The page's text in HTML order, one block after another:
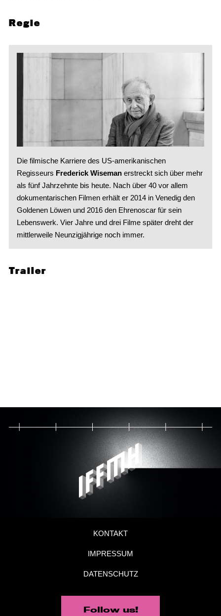
Regie
Die filmische Karriere des US-amerikanischen
Regisseurs Frederick Wisemanerstreckt sich über mehr
als fünf Jahrzehnte bis heute. Nach über 40 vor allem
dokumentarischen Filmen erhält er 2014 in Venedig den
Goldenen Löwen und 2016 den Ehrenoscar für sein
Lebenswerk. Vier Jahre und drei Filme später dreht der
mittlerweile Neunzigjährige noch immer.
Trailer
KONTAKT
IMPRESSUM
DATENSCHUTZ
Follow us!